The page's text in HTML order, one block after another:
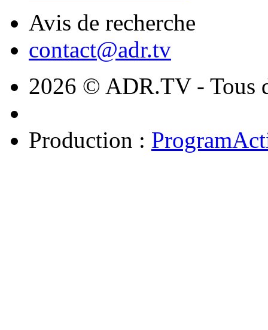
Avis de recherche
contact@adr.tv
2026 © ADR.TV - Tous
Production :